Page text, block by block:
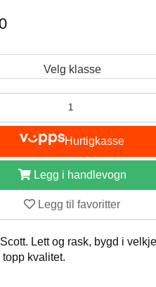
Velg klasse
Hurtigkasse
Legg i handlevogn
Legg til favoritter
Lett og rask, bygd i
kvalitet.